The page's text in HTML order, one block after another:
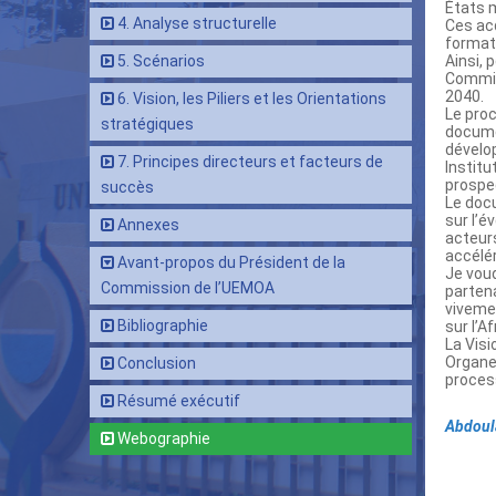
4. Analyse structurelle
5. Scénarios
6. Vision, les Piliers et les Orientations
stratégiques
7. Principes directeurs et facteurs de
succès
Annexes
Avant-propos du Président de la
Commission de l’UEMOA
Bibliographie
Conclusion
Résumé exécutif
Webographie
États
Ces
Ainsi,
2040.
Le
Le
sur
Je
sur
La